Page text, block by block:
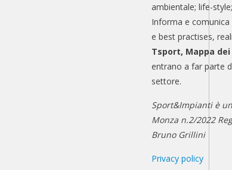
ambientale; life-
Informa e
e best practises,
Tsport, Mappa
entrano a far parte
settore.
Sport&Impianti è
Monza n.2/2022
Bruno Grillini
Privacy policy